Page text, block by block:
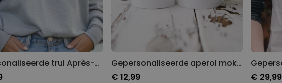
Gepersonaliseerde trui Après-Ski Club
Gepersonaliseerde aperol mok met tekst
€ 12,99
€ 29,99